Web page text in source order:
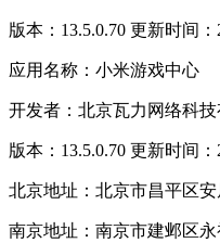
版本：13.5.0.70 更新时间：
应用名称：小米游戏中心
开发者：北京瓦力网络科技
版本：13.5.0.70 更新时间：
北京地址：北京市昌平区
南京地址：南京市建邺区